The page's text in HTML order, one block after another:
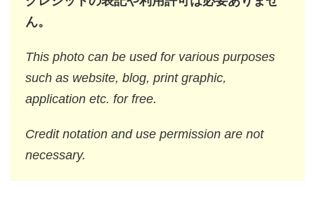
ん。
This photo can be used for various purposes
such as website, blog, print graphic,
application etc. for free.
Credit notation and use permission are not
necessary.